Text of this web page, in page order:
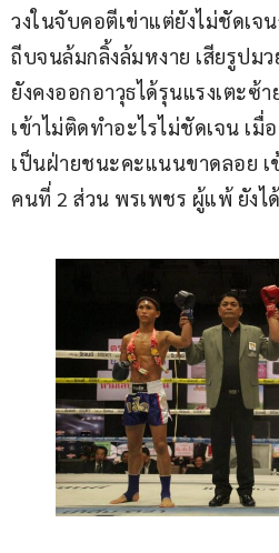
วงในจับคอตีเข่าแต่ยังไม่ชัดเ
ถีบจนล้มกลิ้งล้มหงาย เสียรูปม
ยังคงออกอาวุธได้รุนแรงเตะซ้
เข้าไม่ติดทำอะไรไม่ชัดเจน เมื่
เป็นฝ่ายชนะคะแนนขาดลอย เ
คนที่ 2 ส่วน พรเพชร ผู้แพ้ ยังไ